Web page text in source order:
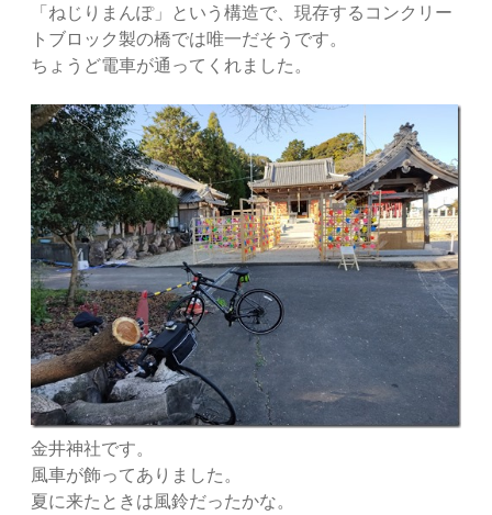
「ねじりまんぽ」という構造で、現存するコンクリー
トブロック製の橋では唯一だそうです。
ちょうど電車が通ってくれました。
金井神社です。
風車が飾ってありました。
夏に来たときは風鈴だったかな。